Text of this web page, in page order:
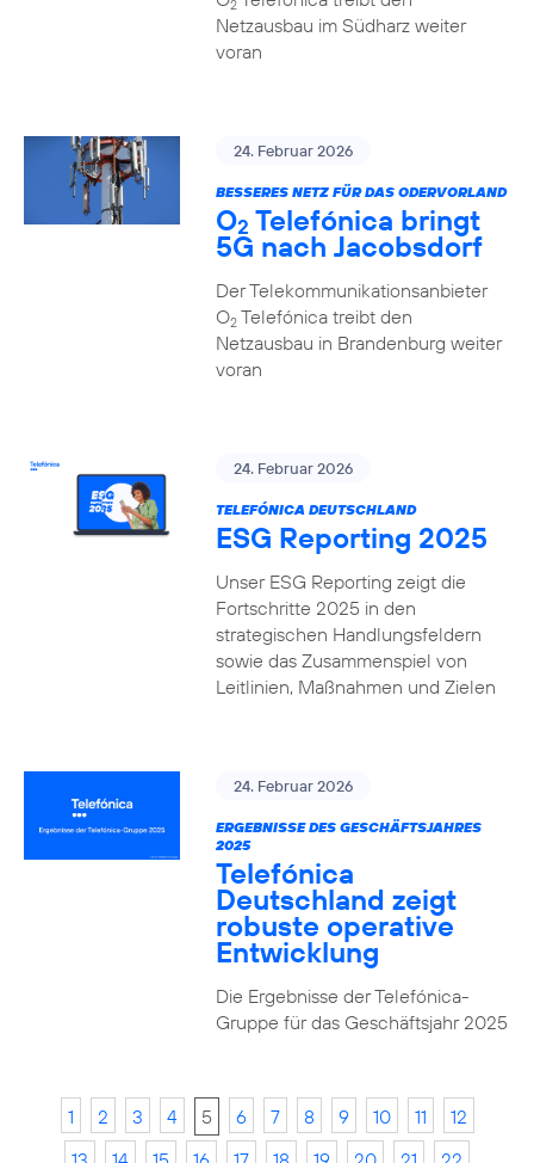
2
Netzausbau im Südharz weiter
voran
24. Februar 2026
BESSERES NETZ FÜR DAS ODERVORLAND
O2 Telefónica bringt
5G nach Jacobsdorf
Der Telekommunikationsanbieter
O2Telefónica treibt den
Netzausbau in Brandenburg weiter
voran
24. Februar 2026
TELEFÓNICA DEUTSCHLAND
ESG Reporting 2025
Unser ESG Reporting zeigt die
Fortschritte 2025 in den
strategischen Handlungsfeldern
sowie das Zusammenspiel von
Leitlinien, Maßnahmen und Zielen
24. Februar 2026
ERGEBNISSE DES GESCHÄFTSJAHRES
2025
Telefónica
Deutschland zeigt
robuste operative
Entwicklung
Die Ergebnisse der Telefónica-
Gruppe für das Geschäftsjahr 2025
1 2 3 4 5 6 7 8 9 10 11
12